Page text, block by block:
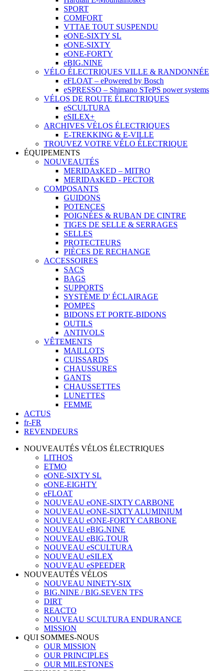
SPORT
COMFORT
VTTAE TOUT SUSPENDU
eONE-SIXTY SL
eONE-SIXTY
eONE-FORTY
eBIG.NINE
VÉLO ÉLECTRIQUES VILLE & RANDONNÉE
eFLOAT – ePowered by Bosch
eSPRESSO – Shimano STePS power systems
VÉLOS DE ROUTE ÉLECTRIQUES
eSCULTURA
eSILEX+
ARCHIVES VÉLOS ÉLECTRIQUES
E-TREKKING & E-VILLE
TROUVEZ VOTRE VÉLO ÉLECTRIQUE
ÉQUIPEMENTS
NOUVEAUTÉS
MERIDAxKED – MITRO
MERIDAxKED - PECTOR
COMPOSANTS
GUIDONS
POTENCES
POIGNÉES & RUBAN DE CINTRE
TIGES DE SELLE & SERRAGES
SELLES
PROTECTEURS
PIÈCES DE RECHANGE
ACCESSOIRES
SACS
BAGS
SUPPORTS
SYSTÈME D' ÉCLAIRAGE
POMPES
BIDONS ET PORTE-BIDONS
OUTILS
ANTIVOLS
VÊTEMENTS
MAILLOTS
CUISSARDS
CHAUSSURES
GANTS
CHAUSSETTES
LUNETTES
FEMME
ACTUS
fr-FR
REVENDEURS
NOUVEAUTÉS VÉLOS ÉLECTRIQUES
LITHOS
ETMO
eONE-SIXTY SL
eONE-EIGHTY
eFLOAT
NOUVEAU eONE-SIXTY CARBONE
NOUVEAU eONE-SIXTY ALUMINIUM
NOUVEAU eONE-FORTY CARBONE
NOUVEAU eBIG.NINE
NOUVEAU eBIG.TOUR
NOUVEAU eSCULTURA
NOUVEAU eSILEX
NOUVEAU eSPEEDER
NOUVEAUTÉS VÉLOS
NOUVEAU NINETY-SIX
BIG.NINE / BIG.SEVEN TFS
DIRT
REACTO
NOUVEAU SCULTURA ENDURANCE
MISSION
QUI SOMMES-NOUS
OUR MISSION
OUR PRINCIPLES
OUR MILESTONES